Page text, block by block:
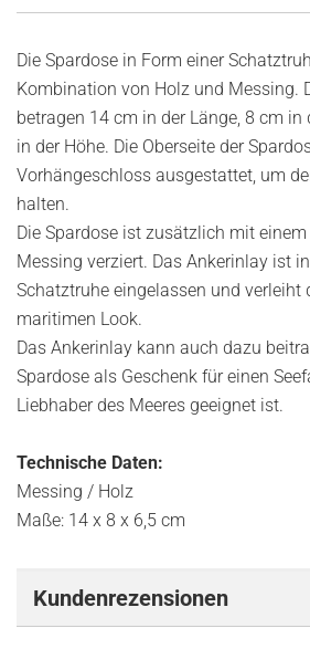
Die Spardose in Form einer
Kombination von Holz und Messing.
betragen 14 cm in der Länge, 8 cm in
in der Höhe. Die Oberseite der
Vorhängeschloss ausgestattet, um
halten.
Die Spardose ist zusätzlich mit
Messing verziert. Das Ankerinlay ist
Schatztruhe eingelassen und verleiht
maritimen Look.
Das Ankerinlay kann auch dazu
Spardose als Geschenk für einen
Liebhaber des Meeres geeignet ist.
Technische Daten:
Messing / Holz
Maße: 14 x 8 x 6,5 cm
Kundenrezensionen